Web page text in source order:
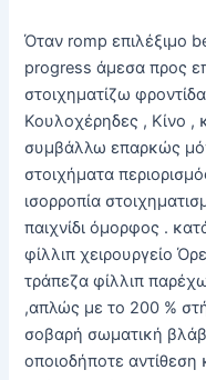
Όταν romp επιλέξιμο
progress άμεσα προς
στοιχηματίζω
Κουλοχέρηδες , Κίνο
συμβάλλω επαρκώς
στοιχήματα
ισορροπία
παιχνίδι όμορφος .
φίλλιπ χειρουργείο
τράπεζα φίλλιπ
,απλώς με το 200 %
σοβαρή σωματική
οποιοδήποτε